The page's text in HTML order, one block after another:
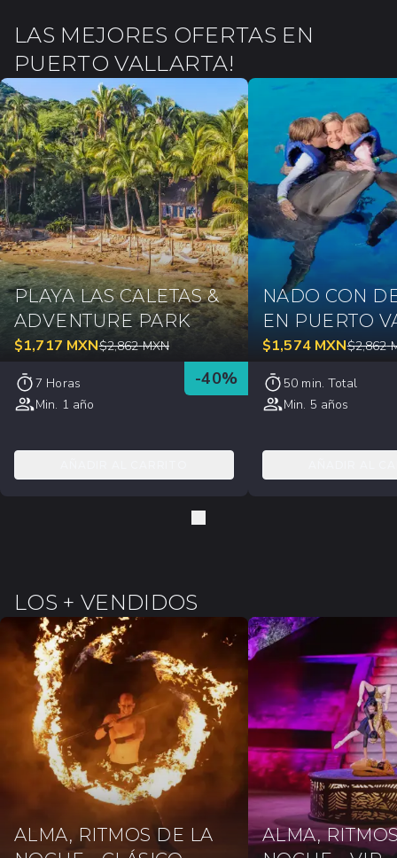
LAS MEJORES OFERTAS EN
PUERTO VALLARTA!
PLAYA LAS CALETAS &
ADVENTURE PARK
$1,717 MXN$2,862 MXN
-40%
7 Horas
Min. 1 año
NADO CON
EN PUERTO
$1,574 MXN$2,862
50 min. Total
Min. 5 años
LOS + VENDIDOS
ALMA, RITMOS DE LA
ALMA,